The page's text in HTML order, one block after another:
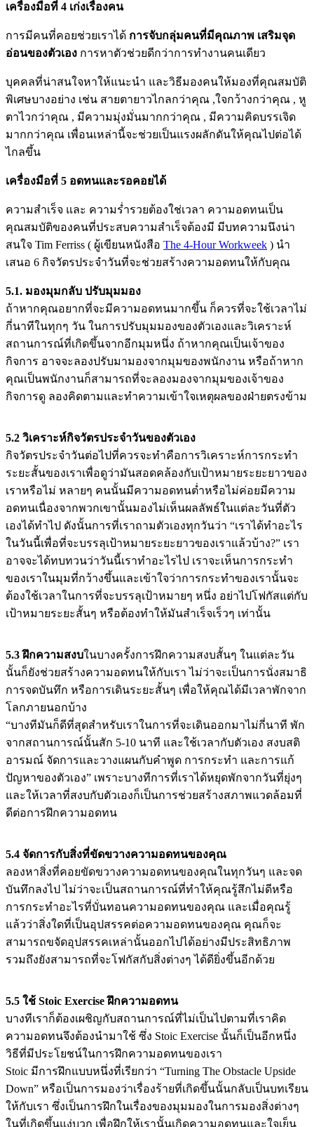
เครื่องมือที่ 4 เก่งเรื่องคน
การมีคนที่คอยช่วยเราได้ การจับกลุ่มคนที่มีคุณภาพ เสริมจุด
อ่อนของตัวเอง การหาตัวช่วยดีกว่าการทำงานคนเดียว
บุคคลที่น่าสนใจหาให้แนะนำ และวิธีมองคนให้มองที่คุณสมบัติ
พิเศษบางอย่าง เช่น สายตายาวไกลกว่าคุณ ,ใจกว้างกว่าคุณ , หู
ตาไวกว่าคุณ , มีความมุ่งมั่นมากกว่าคุณ , มีความคิดบรรเจิด
มากกว่าคุณ เพื่อนเหล่านี้จะช่วยเป็นแรงผลักดันให้คุณไปต่อได้
ไกลขึ้น
เครื่องมือที่ 5 อดทนและรอคอยได้
ความสำเร็จ และ ความร่ำรวยต้องใช่เวลา ความอดทนเป็น
คุณสมบัติของคนที่ประสบความสำเร็จต้องมี มีบทความนึงน่า
สนใจ Tim Ferriss ( ผู้เขียนหนังสือ ‎ The 4-Hour Workweek ) นำ
เสนอ 6 กิจวัตรประจำวันที่จะช่วยสร้างความอดทนให้กับคุณ
5.1. มองมุมกลับ ปรับมุมมอง
ถ้าหากคุณอยากที่จะมีความอดทนมากขึ้น ก็ควรที่จะใช้เวลาไม่
กี่นาทีในทุกๆ วัน ในการปรับมุมมองของตัวเองและวิเคราะห์
สถานการณ์ที่เกิดขึ้นจากอีกมุมหนึ่ง ถ้าหากคุณเป็นเจ้าของ
กิจการ อาจจะลองปรับมามองจากมุมของพนักงาน หรือถ้าหาก
คุณเป็นพนักงานก็สามารถที่จะลองมองจากมุมของเจ้าของ
กิจการดู ลองคิดตามและทำความเข้าใจเหตุผลของฝ่ายตรงข้าม
5.2 วิเคราะห์กิจวัตรประจำวันของตัวเอง
กิจวัตรประจำวันต่อไปที่ควรจะทำคือการวิเคราะห์การกระทำ
ระยะสั้นของเราเพื่อดูว่ามันสอดคล้องกับเป้าหมายระยะยาวของ
เราหรือไม่ หลายๆ คนนั้นมีความอดทนต่ำหรือไม่ค่อยมีความ
อดทนเนื่องจากพวกเขานั้นมองไม่เห็นผลลัพธ์ในแต่ละวันที่ตัว
เองได้ทำไป ดังนั้นการที่เราถามตัวเองทุกวันว่า “เราได้ทำอะไร
ในวันนี้เพื่อที่จะบรรลุเป้าหมายระยะยาวของเราแล้วบ้าง?” เรา
อาจจะได้ทบทวนว่าวันนี้เราทำอะไรไป เราจะเห็นการกระทำ
ของเราในมุมที่กว้างขึ้นและเข้าใจว่าการกระทำของเรานั้นจะ
ต้องใช้เวลาในการที่จะบรรลุเป้าหมายๆ หนึ่ง อย่าไปโฟกัสแต่กับ
เป้าหมายระยะสั้นๆ หรือต้องทำให้มันสำเร็จเร็วๆ เท่านั้น
5.3 ฝึกความสงบในบางครั้งการฝึกความสงบสั้นๆ ในแต่ละวัน
นั้นก็ยังช่วยสร้างความอดทนให้กับเรา ไม่ว่าจะเป็นการนั่งสมาธิ
การจดบันทึก หรือการเดินระยะสั้นๆ เพื่อให้คุณได้มีเวลาพักจาก
โลกภายนอกบ้าง
“บางทีมันก็ดีที่สุดสำหรับเราในการที่จะเดินออกมาไม่กี่นาที พัก
จากสถานการณ์นั้นสัก 5-10 นาที และใช้เวลากับตัวเอง สงบสติ
อารมณ์ จัดการและวางแผนกับคำพูด การกระทำ และการแก้
ปัญหาของตัวเอง” เพราะบางทีการที่เราได้หยุดพักจากวันที่ยุ่งๆ
และให้เวลาที่สงบกับตัวเองก็เป็นการช่วยสร้างสภาพแวดล้อมที่
ดีต่อการฝึกความอดทน
5.4 จัดการกับสิ่งที่ขัดขวางความอดทนของคุณ
ลองหาสิ่งที่คอยขัดขวางความอดทนของคุณในทุกวันๆ และจด
บันทึกลงไป ไม่ว่าจะเป็นสถานการณ์ที่ทำให้คุณรู้สึกไม่ดีหรือ
การกระทำอะไรที่บั่นทอนความอดทนของคุณ และเมื่อคุณรู้
แล้วว่าสิ่งใดที่เป็นอุปสรรคต่อความอดทนของคุณ คุณก็จะ
สามารถขจัดอุปสรรคเหล่านั้นออกไปได้อย่างมีประสิทธิภาพ
รวมถึงยังสามารถที่จะโฟกัสกับสิ่งต่างๆ ได้ดียิ่งขึ้นอีกด้วย
5.5 ใช้ Stoic Exercise ฝึกความอดทน
บางทีเราก็ต้องเผชิญกับสถานการณ์ที่ไม่เป็นไปตามที่เราคิด
ความอดทนจึงต้องนำมาใช้ ซึ่ง Stoic Exercise นั้นก็เป็นอีกหนึ่ง
วิธีที่มีประโยชน์ในการฝึกความอดทนของเรา
Stoic มีการฝึกแบบหนึ่งที่เรียกว่า “Turning The Obstacle Upside
Down” หรือเป็นการมองว่าเรื่องร้ายที่เกิดขึ้นนั้นกลับเป็นบทเรียน
ให้กับเรา ซึ่งเป็นการฝึกในเรื่องของมุมมองในการมองสิ่งต่างๆ
ในที่เกิดขึ้นแง่บวก เพื่อฝึกให้เรานั้นเกิดความอดทนและใจเย็น